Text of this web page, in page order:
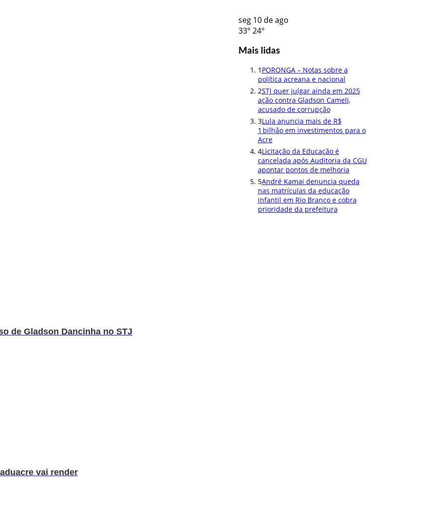
seg 10 de ago
33° 24°
Mais lidas
1 PORONGA – Notas sobre a
política acreana e nacional
2STJ quer julgar ainda em 2025
ação contra Gladson Cameli,
acusado de corrupção
3Lula anuncia mais de R$
1 bilhão em investimentos para o
Acre
4Licitação da Educação é
cancelada após Auditoria da CGU
apontar pontos de melhoria
5André Kamai denuncia queda
nas matrículas da educação
infantil em Rio Branco e cobra
prioridade da prefeitura
de Gladson Dancinha no STJ
vai render